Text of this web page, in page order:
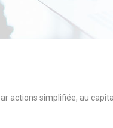
actions simplifiée, au